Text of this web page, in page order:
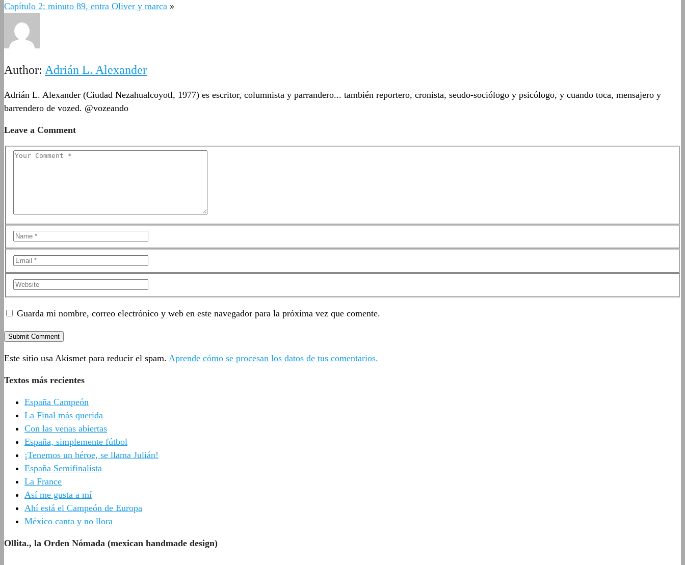
Capítulo 2: minuto 89, entra Oliver y marca »
Author: Adrián L. Alexander
Adrián L. Alexander (Ciudad Nezahualcoyotl, 1977) es escritor, columnista y parrandero... también reportero, cronista, seudo-sociólogo y psicólogo, y cuando toca, mensajero y
barrendero de vozed. @vozeando
Leave a Comment
Guarda mi nombre, correo electrónico y web en este navegador para la próxima vez que comente.
Este sitio usa Akismet para reducir el spam. Aprende cómo se procesan los datos de tus comentarios.
Textos más recientes
España Campeón
La Final más querida
Con las venas abiertas
España, simplemente fútbol
¡Tenemos un héroe, se llama Julián!
España Semifinalista
La France
Así me gusta a mí
Ahí está el Campeón de Europa
México canta y no llora
Ollita., la Orden Nómada (mexican handmade design)